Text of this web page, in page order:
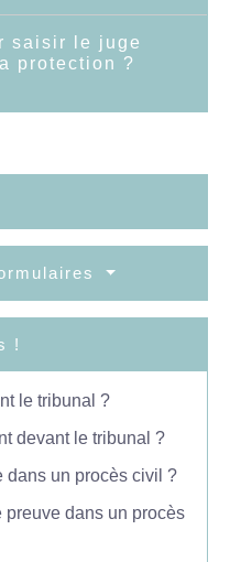
saisir le juge
protection ?
!
le tribunal ?
devant le tribunal ?
dans un procès civil ?
dans un procès